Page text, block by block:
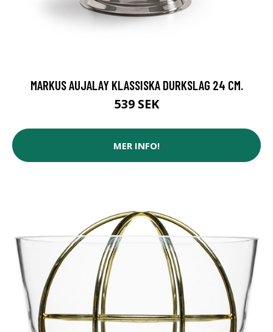
MARKUS AUJALAY KLASSISKA DURKSLAG 24 CM.
539 SEK
MER INFO!